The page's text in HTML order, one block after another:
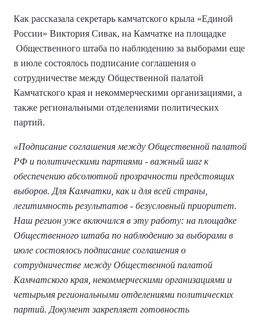
Как рассказала секретарь камчатского крыла «Единой
России» Виктория Сивак, на Камчатке на площадке
Общественного штаба по наблюдению за выборами еще
в июле состоялось подписание соглашения о
сотрудничестве между Общественной палатой
Камчатского края и некоммерческими организациями, а
также региональными отделениями политических
партий.
«Подписание соглашения между Общественной палатой
РФ и политическими партиями - важный шаг к
обеспечению абсолютной прозрачности предстоящих
выборов. Для Камчатки, как и для всей страны,
легитимность результатов - безусловный приоритет.
Наш регион уже включился в эту работу: на площадке
Общественного штаба по наблюдению за выборами в
июле состоялось подписание соглашения о
сотрудничестве между Общественной палатой
Камчатского края, некоммерческими организациями и
четырьмя региональными отделениями политических
партий. Документ закрепляет готовность